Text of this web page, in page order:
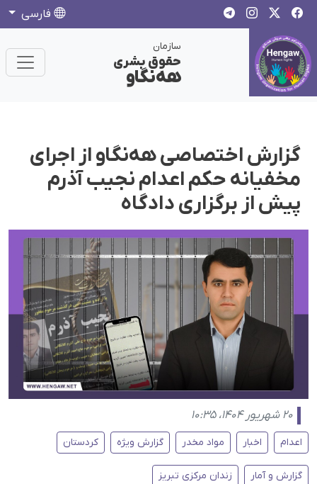
فارسی
سازمان
حقوق بشری
هەنگاو
گزارش اختصاصی هه‌نگاو از اجرای
مخفیانه حکم اعدام نجیب آذرم
پیش از برگزاری دادگاه
۲۰ شهریور ۱۴۰۴، ۱۰:۳۵
اعدام اخبار مواد مخدر گزارش ویژه کردستان
گزارش و آمار زندان مرکزی تبریز